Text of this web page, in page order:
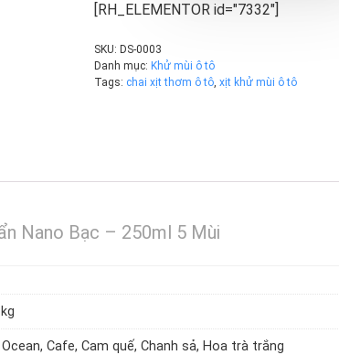
[RH_ELEMENTOR id="7332"]
SKU: DS-0003
Danh mục: Khử mùi ô tô
Tags: chai xịt thơm ô tô, xịt khử mùi ô tô
Nano Bạc – 250ml 5 Mùi
Ocean, Cafe, Cam quế, Chanh sả, Hoa trà trắng